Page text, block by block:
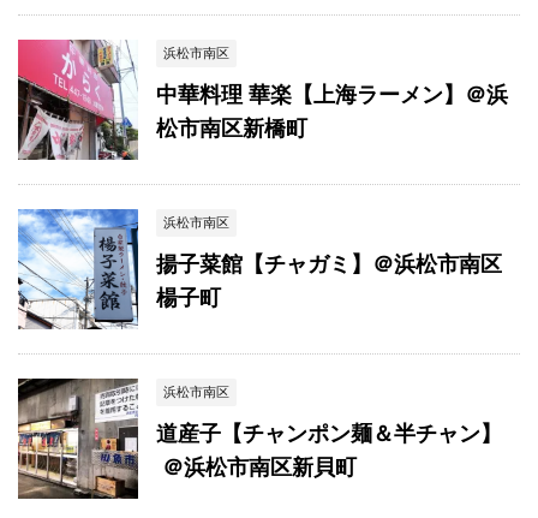
浜松市南区
中華料理 華楽【上海ラーメン】＠浜
松市南区新橋町
浜松市南区
揚子菜館【チャガミ】＠浜松市南区
楊子町
浜松市南区
道産子【チャンポン麺＆半チャン】
＠浜松市南区新貝町